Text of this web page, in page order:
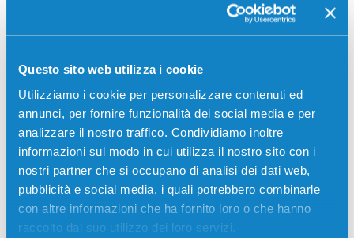
Questo sito web utilizza i cookie
Utilizziamo i cookie per personalizzare contenuti ed
annunci, per fornire funzionalità dei social media e per
analizzare il nostro traffico. Condividiamo inoltre
informazioni sul modo in cui utilizza il nostro sito con i
nostri partner che si occupano di analisi dei dati web,
pubblicità e social media, i quali potrebbero combinarle
con altre informazioni che ha fornito loro o che hanno
raccolto dal suo utilizzo dei loro servizi.
Descrizione
Toner originale Toshiba 6A000001530 T-FC34EK
NERO 11500 pagine per Stampanti: Toshiba E-
STUDIO 287, Toshiba E-STUDIO 347, Toshiba E-
STUDIO 407CS